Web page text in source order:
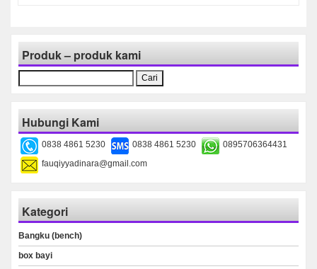
Produk – produk kami
untuk:
Hubungi Kami
0838 4861 5230 0838 4861 5230
0895706364431
fauqiyyadinara@gmail.com
Kategori
Bangku (bench)
box bayi